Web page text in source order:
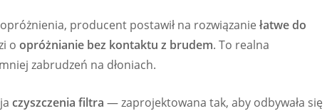
producent postawił na rozwiązanie łatwe do
o opróżnianie bez kontaktu z brudem. To realna
zabrudzeń na dłoniach.
czyszczenia filtra — zaprojektowana tak, aby odbywała się